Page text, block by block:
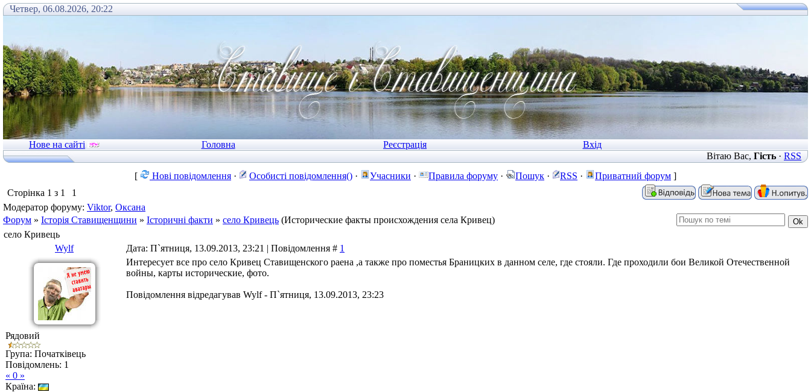
Четвер, 06.08.2026, 20:22
Нове на сайті Головна Реєстрація
Вхід
Вітаю Вас, Гість· RSS
[
Нові повідомлення · Особисті повідомлення() · Учасники · Правила форуму · Пошук · RSS · Приватний форум ]
Сторінка 1 з 1
1
Модератор форуму: Viktor, Оксана
Форум » Історія Ставищенщини » Історичні факти » село Кривець (Исторические факты происхождения села Кривец)
село Кривець
Wylf
Дата: П`ятниця, 13.09.2013, 23:21 | Повідомлення # 1
Рядовий
Група: Початківець
Повідомлень: 1
« 0 »
Країна:
Интересует все про село Кривец Ставищенского раена ,а также про поместья Браницких в данном селе, где стояли. Где проходили бои Великой Отечественной
войны, карты исторические, фото.
Повідомлення відредагував Wylf- П`ятниця, 13.09.2013, 23:23